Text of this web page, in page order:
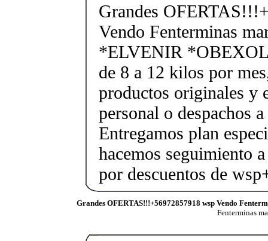
Grandes
Vendo Fenterminas
*ELVENIR
de 8 a 12 kilos por
productos originales y
personal o despachos
Entregamos plan
hacemos seguimiento
por descuentos de
Grandes OFERTAS!!!+56972857918 wsp Vendo
Fenterminas